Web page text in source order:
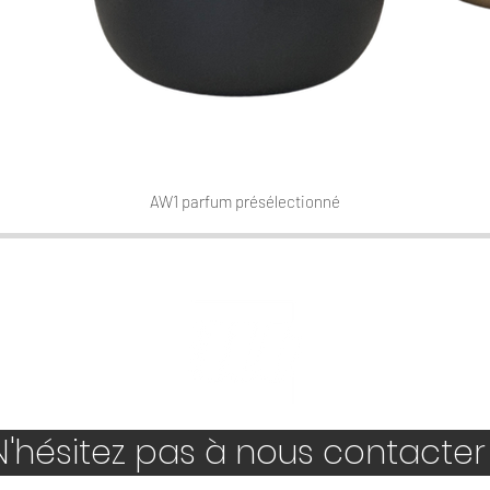
Aperçu rapide
AW1 parfum présélectionné
pas à nous